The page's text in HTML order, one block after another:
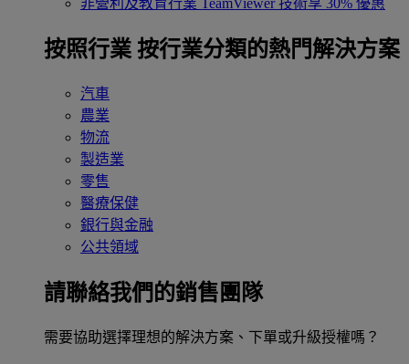
非營利及教育行業 TeamViewer 技術享 30% 優惠
按照行業 按行業分類的熱門解決方案
汽車
農業
物流
製造業
零售
醫療保健
銀行與金融
公共領域
請聯絡我們的銷售團隊
需要協助選擇理想的解決方案、下單或升級授權嗎？